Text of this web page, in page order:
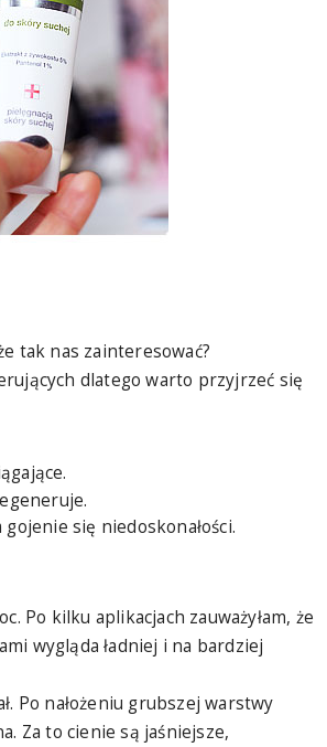
tak nas zainteresować?
dlatego warto przyjrzeć się
się niedoskonałości.
Po kilku aplikacjach zauważyłam, że
wygląda ładniej i na bardziej
Po nałożeniu grubszej warstwy
Za to cienie są jaśniejsze,